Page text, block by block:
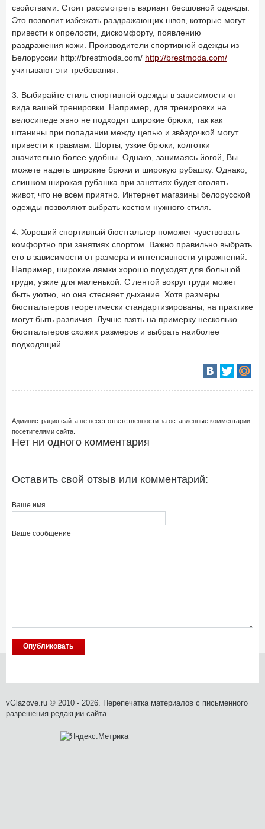
свойствами. Стоит рассмотреть вариант бесшовной одежды.
Это позволит избежать раздражающих швов, которые могут
привести к опрелости, дискомфорту, появлению
раздражения кожи. Производители спортивной одежды из
Белоруссии http://brestmoda.com/ http://brestmoda.com/
учитывают эти требования.
3. Выбирайте стиль спортивной одежды в зависимости от
вида вашей тренировки. Например, для тренировки на
велосипеде явно не подходят широкие брюки, так как
штанины при попадании между цепью и звёздочкой могут
привести к травмам. Шорты, узкие брюки, колготки
значительно более удобны. Однако, занимаясь йогой, Вы
можете надеть широкие брюки и широкую рубашку. Однако,
слишком широкая рубашка при занятиях будет оголять
живот, что не всем приятно. Интернет магазины белорусской
одежды позволяют выбрать костюм нужного стиля.
4. Хороший спортивный бюстгальтер поможет чувствовать
комфортно при занятиях спортом. Важно правильно выбрать
его в зависимости от размера и интенсивности упражнений.
Например, широкие лямки хорошо подходят для большой
груди, узкие для маленькой. С лентой вокруг груди может
быть уютно, но она стесняет дыхание. Хотя размеры
бюстгальтеров теоретически стандартизированы, на практике
могут быть различия. Лучше взять на примерку несколько
бюстгальтеров схожих размеров и выбрать наиболее
подходящий.
Администрация сайта не несет ответственности за оставленные комментарии
посетителями сайта.
Нет ни одного комментария
Оставить свой отзыв или комментарий:
Ваше имя
Ваше сообщение
vGlazove.ru © 2010 - 2026. Перепечатка материалов с письменного
разрешения редакции сайта.